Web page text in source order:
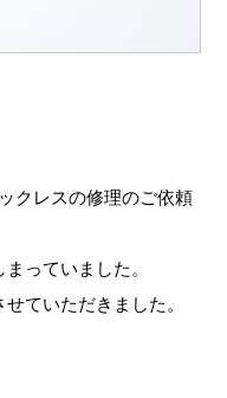
クレスの修理のご依頼
っていました。
ていただきました。